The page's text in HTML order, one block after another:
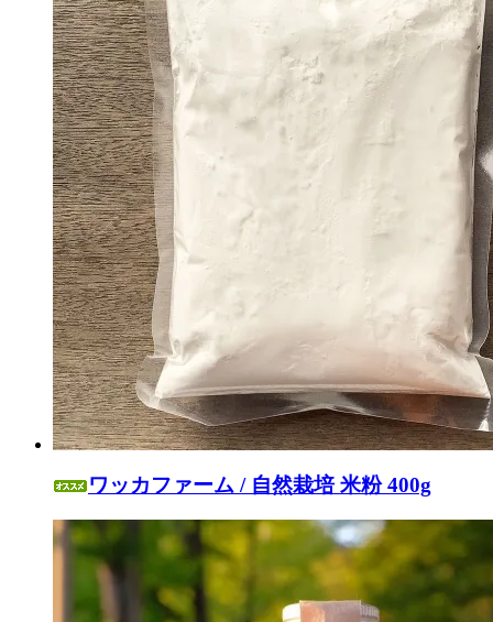
ワッカファーム / 自然栽培 米粉 400g